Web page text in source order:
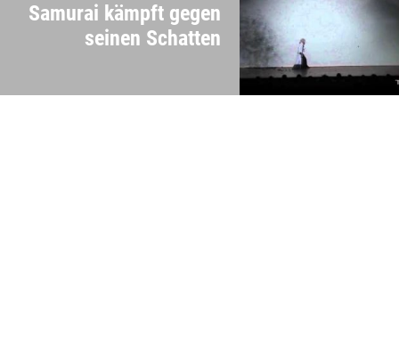
Samurai kämpft gegen
seinen Schatten